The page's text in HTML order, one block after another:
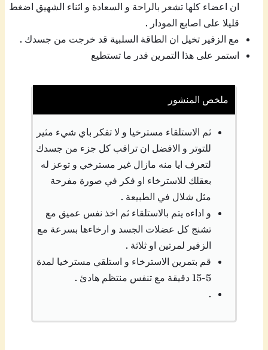
ان اعضاء كلها تشعر بالراحة و السعادة و اثناء الشهيق اضغط
قليلا على اصابع المودار .
مع الزفير تخيل ان الطاقة السلبية قد خرجت من جسدك .
استمر على هذا التمرين قدر ما تستطيع
ملخص المنشور
ثم الاستلقاء مسترخيا و لا تفكر باي شيء مثير
للتوتر و الافضل ان تراقب كل جزء من جسدك
لتعرف ايا منه مازال غير مسترخي و توعز له
بعقلك للاسترخاء او فكر في صورة مفرحة
مثل شلال في الطبيعة .
و اداءه يتم بالاستلقاء ثم اخذ نفس عميق مع
تشنج كل عضلات الجسد و ارخاءها بسرعة مع
الزفير لمرتين او ثلاثة .
قم بتمرين الاسترخاء و استلقي مسترخيا لمدة
5-15 دقيقة مع تنفس منتظم هادئ .
.